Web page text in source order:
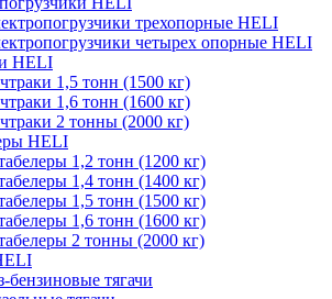
трехопорные HELI
четырех опорные HELI
HELI
1,5 тонн (1500 кг)
1,6 тонн (1600 кг)
2 тонны (2000 кг)
HELI
1,2 тонн (1200 кг)
1,4 тонн (1400 кг)
1,5 тонн (1500 кг)
1,6 тонн (1600 кг)
2 тонны (2000 кг)
бензиновые тягачи